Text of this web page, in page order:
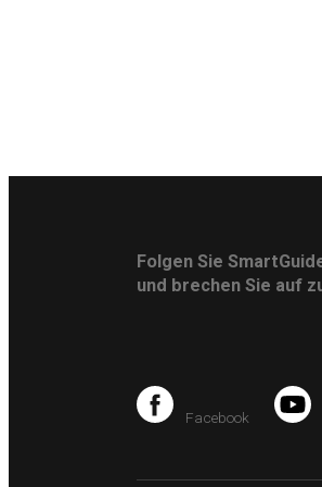
Folgen Sie
und brechen Sie auf
Facebook